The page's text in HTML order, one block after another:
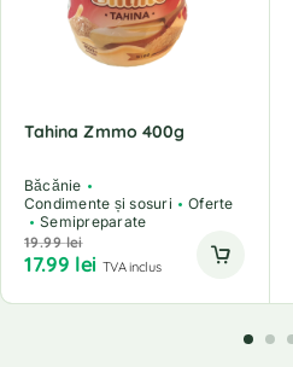
Tahina Zmmo 400g
Băcănie
Condimente și sosuri
Oferte
Semipreparate
19.99lei
17.99 lei TVA inclus